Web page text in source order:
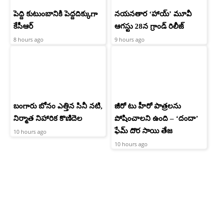
పెద్ది కుటుంబానికి పెద్దదిక్కుగా
కేసీఆర్
8 hours ago
నయనతార ‘హాయ్’ మూవీ
ఆగస్టు 28న గ్రాండ్ రిలీజ్
9 hours ago
బంగారు బోనం ఎత్తిన సినీ నటి,
నిర్మాత నిహారిక కొణిదెల
10 hours ago
జీరో టు హీరో పాత్రలను
పోషించాలని ఉంది – ‘దందా’
ఫేమ్ దొర సాయి తేజ
10 hours ago